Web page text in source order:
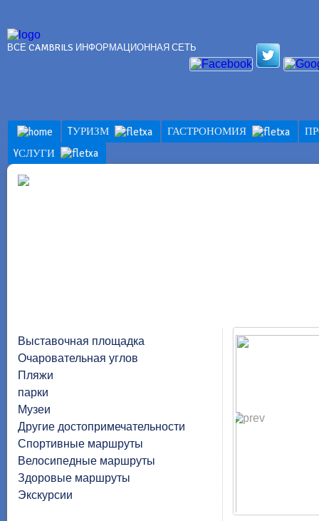
ВСЕ CAMBRILS ИНФОРМАЦИОННАЯ СЕТЬ
TУРИЗМ ГАСТРОНОМИЯ
YСЛУГИ
Выставочная площадка
Очаровательная углов
Пляжи
парки
Музеи
Другие достопримечательности
Спортивные маршруты
Велосипедные маршруты
Здоровые маршруты
Экскурсии